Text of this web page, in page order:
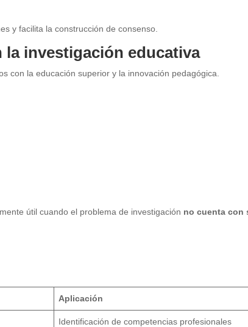
y facilita la construcción de consenso.
la investigación educativa
con la educación superior y la innovación pedagógica.
útil cuando el problema de investigación no cuenta con
Aplicación
Identificación de competencias profesionales